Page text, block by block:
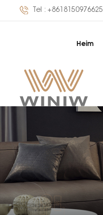
Tel : +8618150976625
Heim